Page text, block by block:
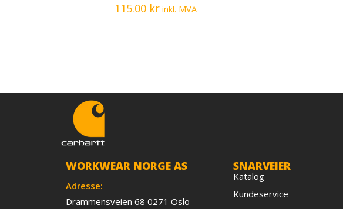
115.00 kr inkl. MVA
WORKWEAR NORGE AS
Adresse:
Drammensveien 68 0271 Oslo
SNARVEIER
Katalog
Kundeservice